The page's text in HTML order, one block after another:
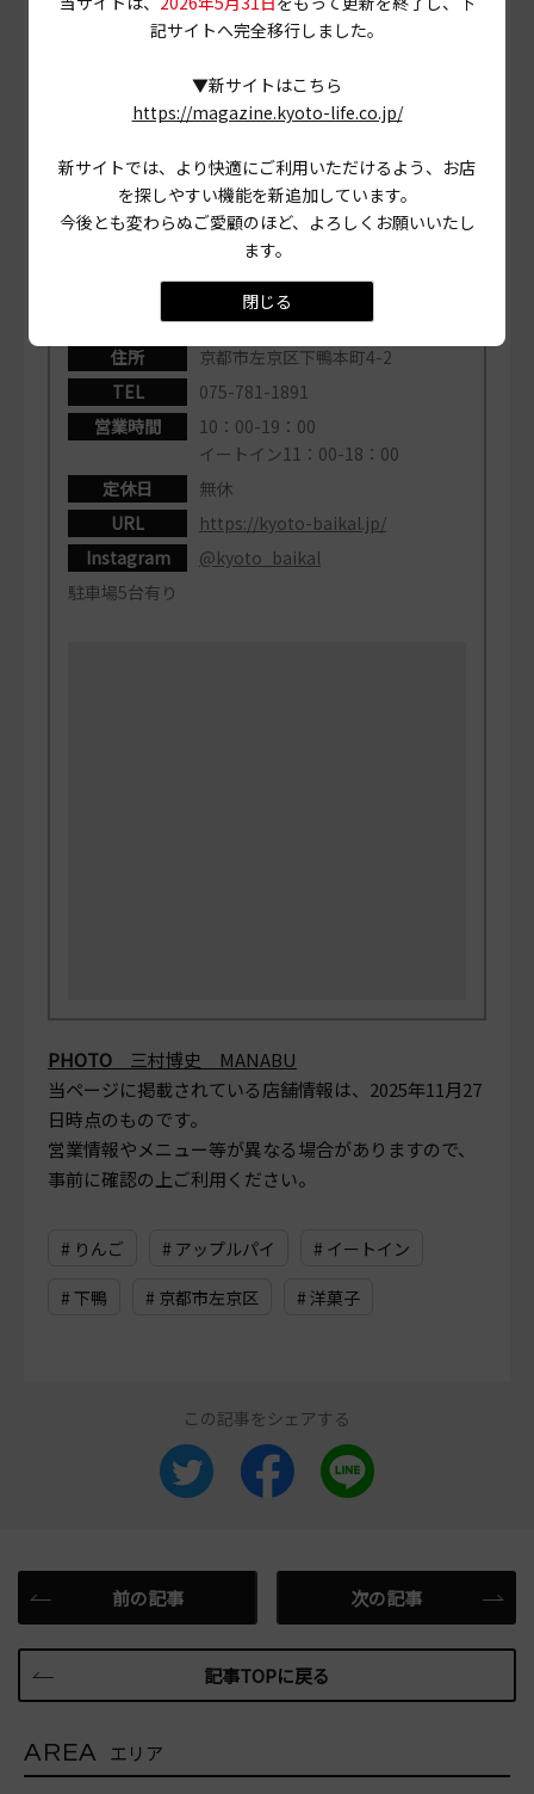
贈り物はもちろん、自分だけの小さな幸せも。洋菓子のお
の“今”に直に触れられる。店舗南側に無料駐車場有り（5
洋菓子のバイカル 下鴨本店
カル しもがもほんてん）
住所
京都市左京区下鴨本町4-2
TEL
075-781-1891
営業時間
10：00-19：00
イートイン11：00-18：00
定休日
無休
URL
https://kyoto-baikal.jp/
Instagram
@kyoto_baikal
駐車場5台有り
PHOTO 三村博史 MANABU
当ページに掲載されている店舗情報は、 2025年11月27
日時点のものです。
営業情報やメニュー等が異なる場合がありますので、
事前に確認の上ご利用ください。
# りんご # アップルパイ # イートイン
# 下鴨 # 京都市左京区 # 洋菓子
この記事をシェアする
前の記事
記事TOPに戻る
次の記事
AREA エリア
記サイトへ完全移行しました。
▼新サイトはこちら
https://magazine.kyoto-life.co.jp/
新サイトでは、より快適にご利用いただけるよう、お店
を探しやすい機能を新追加しています。
今後とも変わらぬご愛顧のほど、よろしくお願いいたし
ます。
閉じる